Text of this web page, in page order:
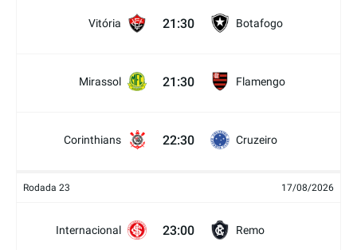
Vitória 21:30 Botafogo
Mirassol 21:30 Flamengo
Corinthians 22:30 Cruzeiro
Rodada 23 17/08/2026
Internacional 23:00 Remo